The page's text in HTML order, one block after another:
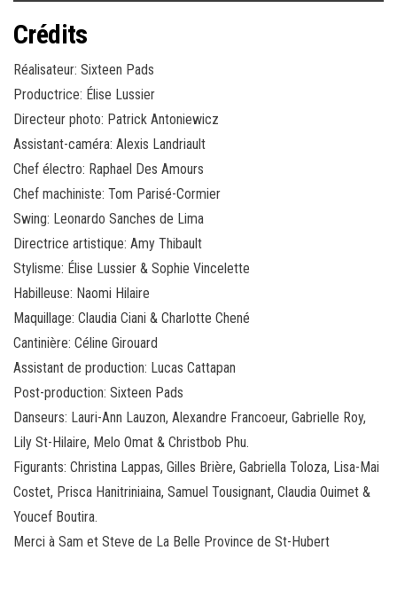
Crédits
Réalisateur: Sixteen Pads
Productrice: Élise Lussier
Directeur photo: Patrick Antoniewicz
Assistant-caméra: Alexis Landriault
Chef électro: Raphael Des Amours
Chef machiniste: Tom Parisé-Cormier
Swing: Leonardo Sanches de Lima
Directrice artistique: Amy Thibault
Stylisme: Élise Lussier & Sophie Vincelette
Habilleuse: Naomi Hilaire
Maquillage: Claudia Ciani & Charlotte Chené
Cantinière: Céline Girouard
Assistant de production: Lucas Cattapan
Post-production: Sixteen Pads
Danseurs: Lauri-Ann Lauzon, Alexandre Francoeur, Gabrielle Roy,
Lily St-Hilaire, Melo Omat & Christbob Phu.
Figurants: Christina Lappas, Gilles Brière, Gabriella Toloza, Lisa-Mai
Costet, Prisca Hanitriniaina, Samuel Tousignant, Claudia Ouimet &
Youcef Boutira.
Merci à Sam et Steve de La Belle Province de St-Hubert